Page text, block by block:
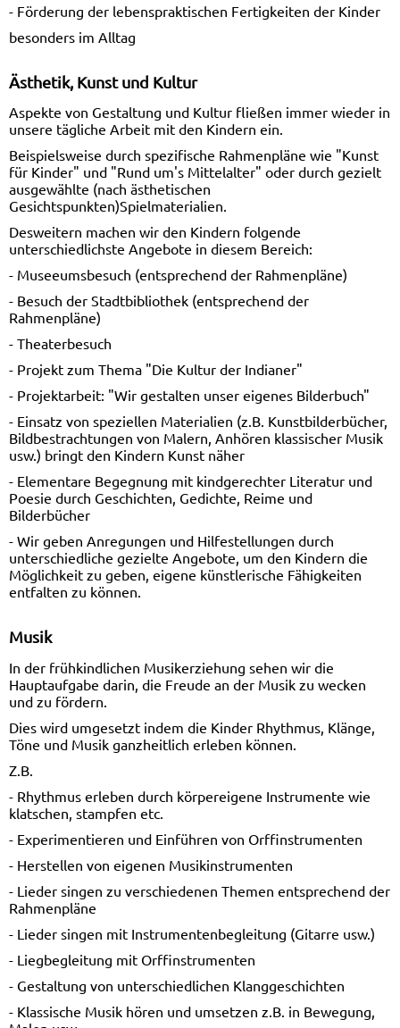
- Förderung der lebenspraktischen Fertigkeiten der Kinder
besonders im Alltag
Ästhetik, Kunst und Kultur
Aspekte von Gestaltung und Kultur fließen immer wieder in
unsere tägliche Arbeit mit den Kindern ein.
Beispielsweise durch spezifische Rahmenpläne wie "Kunst
für Kinder" und "Rund um's Mittelalter" oder durch gezielt
ausgewählte (nach ästhetischen
Gesichtspunkten)Spielmaterialien.
Desweitern machen wir den Kindern folgende
unterschiedlichste Angebote in diesem Bereich:
- Museeumsbesuch (entsprechend der Rahmenpläne)
- Besuch der Stadtbibliothek (entsprechend der
Rahmenpläne)
- Theaterbesuch
- Projekt zum Thema "Die Kultur der Indianer"
- Projektarbeit: "Wir gestalten unser eigenes Bilderbuch"
- Einsatz von speziellen Materialien (z.B. Kunstbilderbücher,
Bildbestrachtungen von Malern, Anhören klassischer Musik
usw.) bringt den Kindern Kunst näher
- Elementare Begegnung mit kindgerechter Literatur und
Poesie durch Geschichten, Gedichte, Reime und
Bilderbücher
- Wir geben Anregungen und Hilfestellungen durch
unterschiedliche gezielte Angebote, um den Kindern die
Möglichkeit zu geben, eigene künstlerische Fähigkeiten
entfalten zu können.
Musik
In der frühkindlichen Musikerziehung sehen wir die
Hauptaufgabe darin, die Freude an der Musik zu wecken
und zu fördern.
Dies wird umgesetzt indem die Kinder Rhythmus, Klänge,
Töne und Musik ganzheitlich erleben können.
Z.B.
- Rhythmus erleben durch körpereigene Instrumente wie
klatschen, stampfen etc.
- Experimentieren und Einführen von Orffinstrumenten
- Herstellen von eigenen Musikinstrumenten
- Lieder singen zu verschiedenen Themen entsprechend der
Rahmenpläne
- Lieder singen mit Instrumentenbegleitung (Gitarre usw.)
- Liegbegleitung mit Orffinstrumenten
- Gestaltung von unterschiedlichen Klanggeschichten
- Klassische Musik hören und umsetzen z.B. in Bewegung,